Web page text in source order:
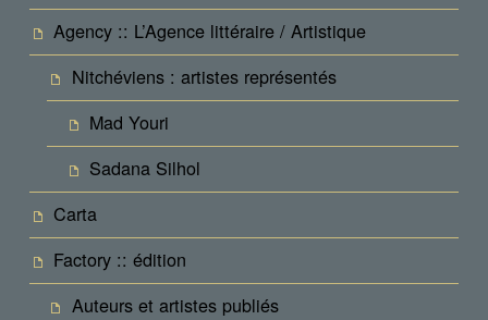
Agency :: L’Agence littéraire / Artistique
Nitchéviens : artistes représentés
Mad Youri
Sadana Silhol
Carta
Factory :: édition
Auteurs et artistes publiés